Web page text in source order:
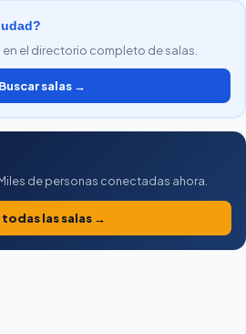
el directorio completo de salas.
Buscar salas →
de personas conectadas ahora.
todas las salas →